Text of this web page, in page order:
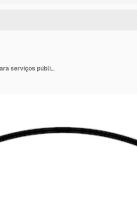
Imagem vetorial de ícone de rede elétrica Pode ser usada para serviços públicos